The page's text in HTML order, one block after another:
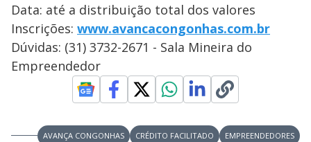
Data: até a distribuição total dos valores
Inscrições: www.avancacongonhas.com.br
Dúvidas: (31) 3732-2671 - Sala Mineira do
Empreendedor
AVANÇA CONGONHAS CRÉDITO FACILITADO
EMPREENDEDORES